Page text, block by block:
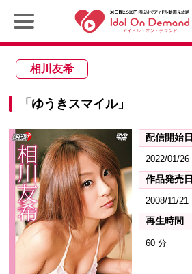
相川友希
「ゆうきスマイル」
配信開始日
2022/01/26
作品発売日
2008/11/21
再生時間
60 分